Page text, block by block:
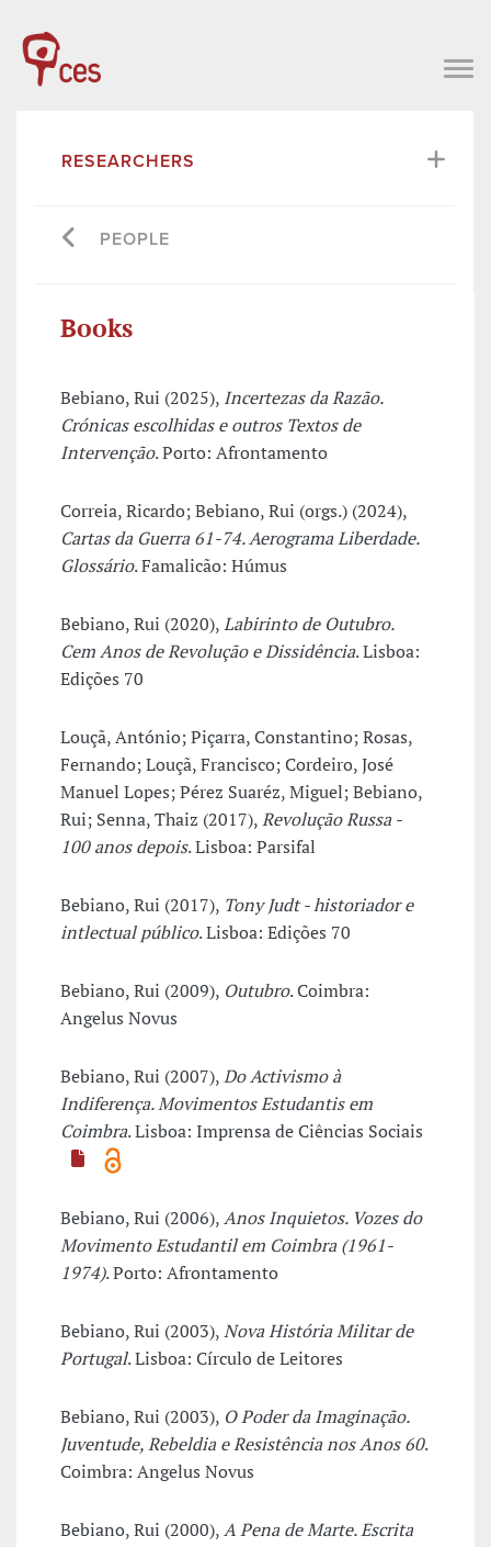
RESEARCHERS
PEOPLE
Books
Bebiano, Rui (2025), Incertezas da Razão.
Crónicas escolhidas e outros Textos de
Intervenção. Porto: Afrontamento
Correia, Ricardo; Bebiano, Rui (orgs.) (2024),
Cartas da Guerra 61-74. Aerograma Liberdade.
Glossário. Famalicão: Húmus
Bebiano, Rui (2020),Labirinto de Outubro.
Cem Anos de Revolução e Dissidência. Lisboa:
Edições 70
Louçã, António; Piçarra, Constantino; Rosas,
Fernando; Louçã, Francisco; Cordeiro, José
Manuel Lopes; Pérez Suaréz, Miguel; Bebiano,
Rui; Senna, Thaiz (2017),Revolução Russa -
100 anos depois. Lisboa: Parsifal
Bebiano, Rui (2017), Tony Judt - historiador e
intlectual público. Lisboa: Edições 70
Bebiano, Rui (2009), Outubro. Coimbra:
Angelus Novus
Bebiano, Rui (2007),Do Activismo à
Indiferença. Movimentos Estudantis em
Coimbra. Lisboa: Imprensa de Ciências Sociais
Bebiano, Rui (2006),Anos Inquietos. Vozes do
Movimento Estudantil em Coimbra (1961-
1974). Porto: Afrontamento
Bebiano, Rui (2003),Nova História Militar de
Portugal. Lisboa: Círculo de Leitores
Bebiano, Rui (2003), O Poder da Imaginação.
Juventude, Rebeldia e Resistência nos Anos 60.
Coimbra: Angelus Novus
Bebiano, Rui (2000),A Pena de Marte. Escrita